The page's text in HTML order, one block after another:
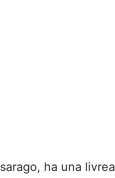
ha una livrea